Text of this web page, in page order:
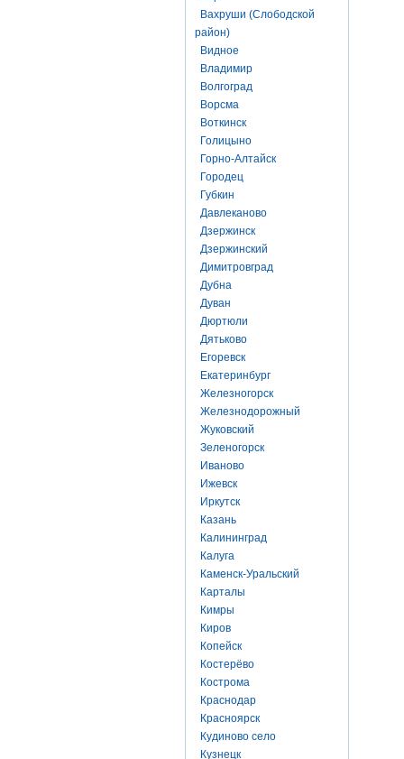
Вахруши (Слободской
район)
Видное
Владимир
Волгоград
Ворсма
Воткинск
Голицыно
Горно-Алтайск
Городец
Губкин
Давлеканово
Дзержинск
Дзержинский
Димитровград
Дубна
Дуван
Дюртюли
Дятьково
Егоревск
Екатеринбург
Железногорск
Железнодорожный
Жуковский
Зеленогорск
Иваново
Ижевск
Иркутск
Казань
Калининград
Калуга
Каменск-Уральский
Карталы
Кимры
Киров
Копейск
Костерёво
Кострома
Краснодар
Красноярск
Кудиново село
Кузнецк